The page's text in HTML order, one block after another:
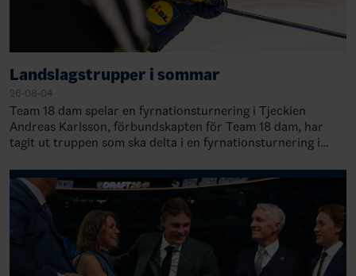
Landslagstrupper i sommar
26-08-04
Team 18 dam spelar en fyrnationsturnering i Tjeckien
Andreas Karlsson, förbundskapten för Team 18 dam, har
tagit ut truppen som ska delta i en fyrnationsturnering i